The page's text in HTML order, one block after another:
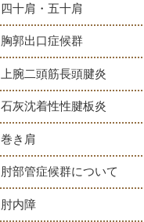
四十肩・五十肩
胸郭出口症候群
上腕二頭筋長頭腱炎
石灰沈着性性腱板炎
巻き肩
肘部管症候群について
肘内障